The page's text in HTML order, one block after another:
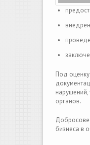
Под
органов.
бизнеса в